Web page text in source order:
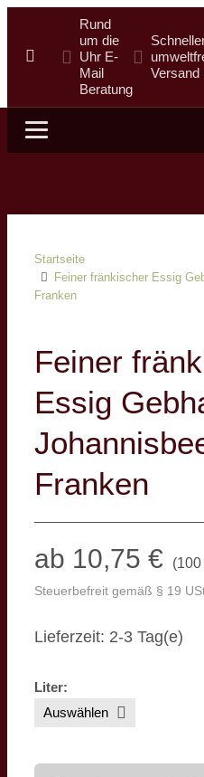
Rund
um die
Uhr E-
Mail
Beratung
Versand
Startseite
Feiner fränkischer Essig
Franken
Feiner
Essig
Franken
ab 10,75 € (
Steuerbefreit gemäß § 19
Lieferzeit: 2-3 Tag(e)
Liter: